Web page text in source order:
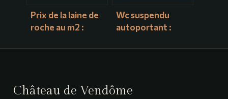
Prix de la laine de
roche au m2 :
pour vos travaux
Wc suspendu
autoportant :
pour bien choisir
Château de Vendôme